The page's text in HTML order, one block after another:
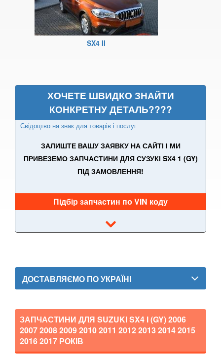
PEUGEOT
SEAT keyboard_arrow_down
SKODA
SMART keyboard_arrow_down
Ignis II (FH)
Ignis III
Jimny III (FJ)
SX4 I (GY)
SX4 II
SX4 II
ХОЧЕТЕ ШВИДКО ЗНАЙТИ
КОНКРЕТНУ ДЕТАЛЬ????
Свідоцтво на знак для товарів і послуг
ЗАЛИШТЕ ВАШУ ЗАЯВКУ НА САЙТІ І МИ
ПРИВЕЗЕМО ЗАПЧАСТИНИ ДЛЯ СУЗУКІ SХ4 1 (GY)
ПІД ЗАМОВЛЕННЯ!
Підбір запчастин по VIN коду
ДОСТАВЛЯЄМО ПО УКРАЇНІ
ЗАПЧАСТИНИ ДЛЯ SUZUKI SX4 I (GY)2006
2007 2008 2009 2010 2011 2012 2013 2014 2015
2016 2017 РОКІВ